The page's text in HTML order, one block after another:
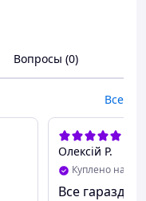
Вопросы (0)
Все
Олексій Р.
Куплено на
Все гаразд